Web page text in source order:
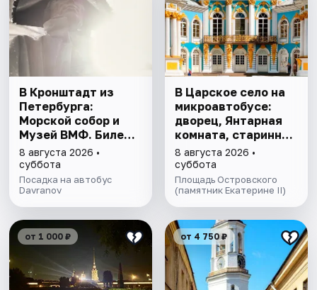
В Кронштадт из
Петербурга:
Морской собор и
Музей ВМФ. Билеты
включены
8 августа 2026 •
суббота
Посадка на автобус
Davranov
В Царское село на
микроавтобусе:
дворец, Янтарная
комната, старинный
парк
8 августа 2026 •
суббота
Площадь Островского
(памятник Екатерине II)
от 1 000 ₽ от 4 750 ₽